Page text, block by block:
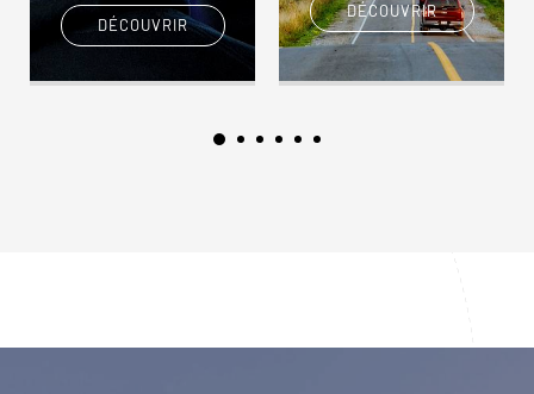
DÉCOUVRIR
DÉCOUVRIR